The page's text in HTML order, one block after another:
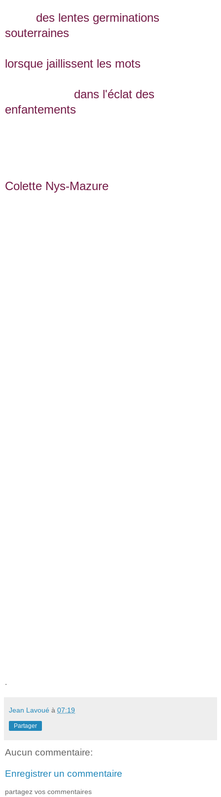
des lentes germinations
souterraines
lorsque jaillissent les mots
dans l'éclat des
enfantements
Colette Nys-Mazure
.
Jean Lavoué à 07:19
Partager
Aucun commentaire:
Enregistrer un commentaire
partagez vos commentaires